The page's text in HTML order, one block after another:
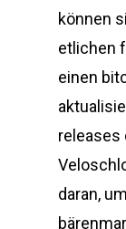
können
etlichen
einen
releases
daran,